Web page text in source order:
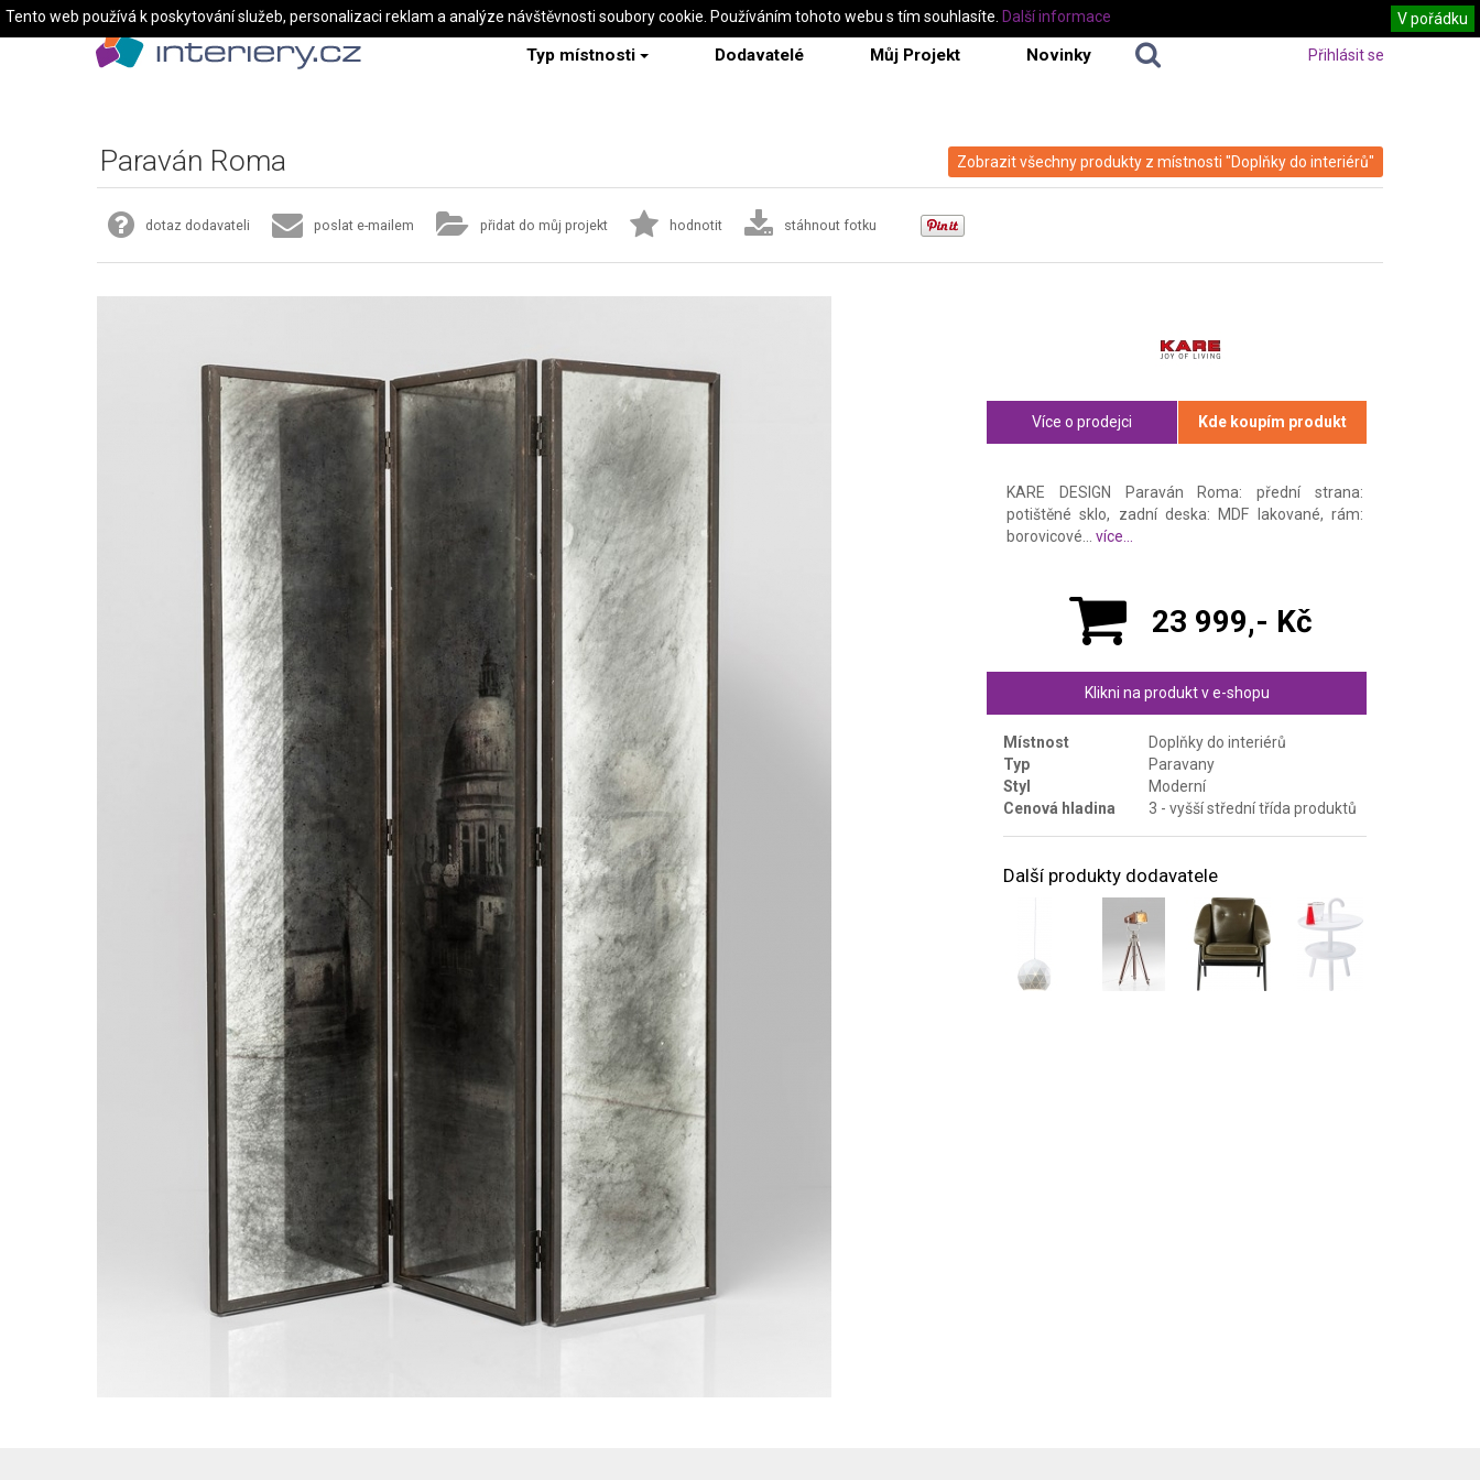
Typ místnosti Dodavatelé Můj Projekt Novinky Přihlásit se
Zobrazit všechny produkty z místnosti "Doplňky do interiérů"
Paraván Roma
dotaz dodavateli poslat e-mailem přidat do můj projekt hodnotit stáhnout fotku
Více o prodejci Kde koupím produkt
KARE DESIGN Paraván Roma: přední strana:
potištěné sklo, zadní deska: MDF lakované, rám:
borovicové... více...
23 999,- Kč
Klikni na produkt v e-shopu
Místnost
Doplňky do interiérů
Typ
Paravany
Styl
Moderní
Cenová hladina
3 - vyšší střední třída produktů
Další produkty dodavatele
Tento web používá k poskytování služeb, personalizaci reklam a analýze návštěvnosti soubory cookie. Používáním tohoto webu s tím souhlasíte. V pořádku
Další informace